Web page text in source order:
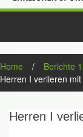
Home / Berichte
Herren I verlieren
Herren I